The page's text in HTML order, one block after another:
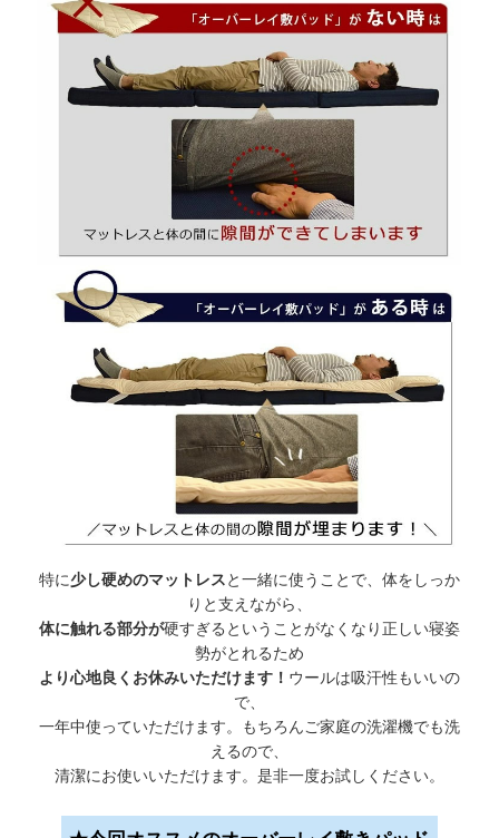
特に少し硬めのマットレスと一緒に使うことで、体をしっか
りと支えながら、
体に触れる部分が硬すぎるということがなくなり正しい寝姿
勢がとれるため
より心地良くお休みいただけます！ ウールは吸汗性もいいの
で、
一年中使っていただけます。もちろんご家庭の洗濯機でも洗
えるので、
清潔にお使いいただけます。是非一度お試しください。